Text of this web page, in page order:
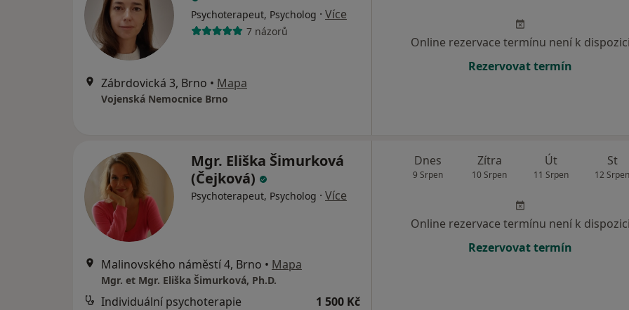
Psychoterapeut, Psycholog · Více
7 názorů
Zábrdovická 3, Brno • Mapa
Vojenská Nemocnice Brno
Online rezervace termínu není k dispozici
Rezervovat termín
Mgr. Eliška Šimurková
(Čejková)
Psychoterapeut, Psycholog · Více
Malinovského náměstí 4, Brno • Mapa
Mgr. et Mgr. Eliška Šimurková, Ph.D.
Individuální psychoterapie 1 500 Kč
Dnes
9 Srpen
Zítra
10 Srpen
Út
11 Srpen
St
12 Srpen
Online rezervace termínu není k dispozici
Rezervovat termín